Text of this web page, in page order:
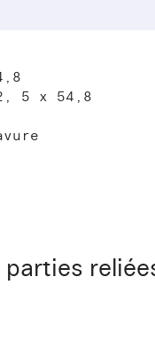
5 x 54,8
parties